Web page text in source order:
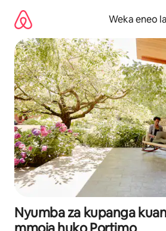
kwenda
kwenye
maudhui
Weka eneo
Nyumba za kupanga